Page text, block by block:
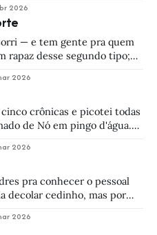
não
o borrifador numa mão
2026
— e tem gente pra quem
2026
cinco crônicas e picotei todas
como ele acontece diante
2026
pra conhecer o pessoal
decolar cedinho, mas por
oito horas de atraso.
2026